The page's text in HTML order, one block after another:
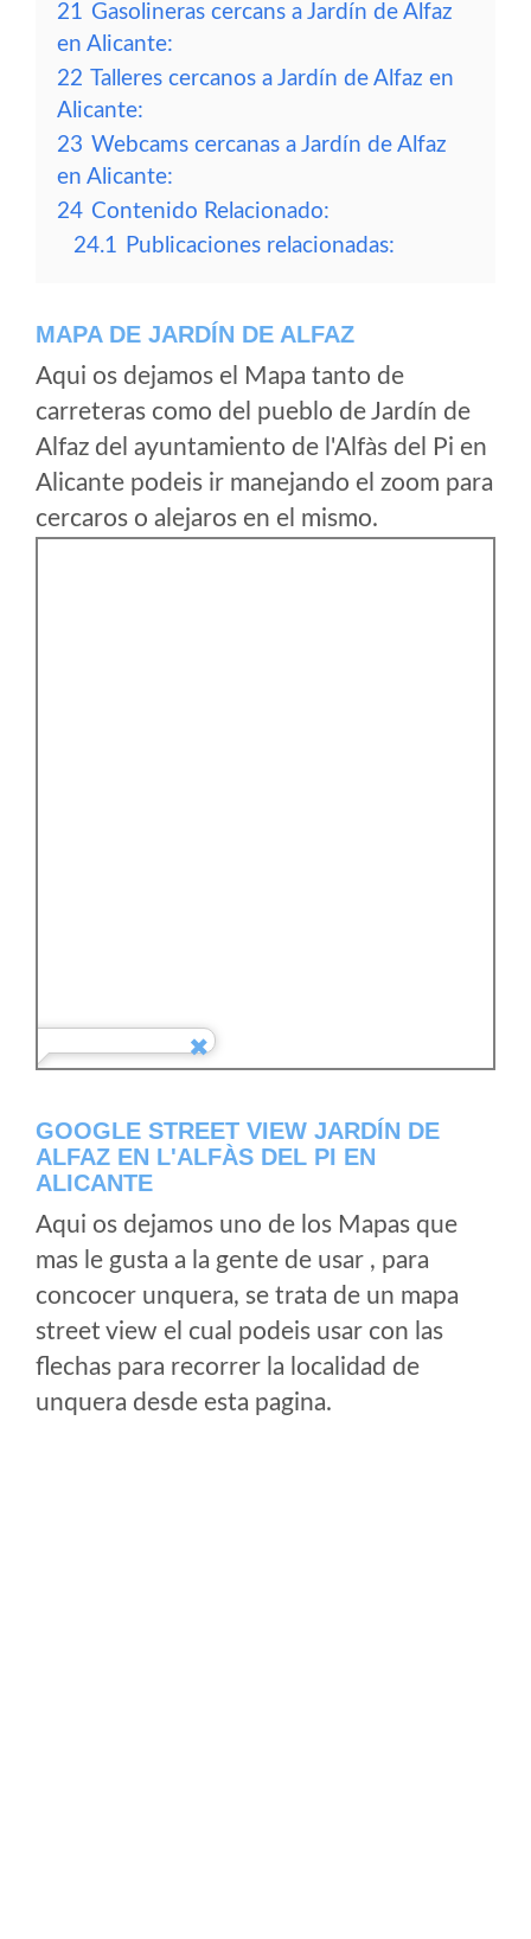
21 Gasolineras cercans a Jardín de Alfaz
en Alicante:
22 Talleres cercanos a Jardín de Alfaz en
Alicante:
23 Webcams cercanas a Jardín de Alfaz
en Alicante:
24 Contenido Relacionado:
24.1 Publicaciones relacionadas:
MAPA DE JARDÍN DE ALFAZ
Aqui os dejamos el Mapa tanto de
carreteras como del pueblo de Jardín de
Alfaz del ayuntamiento de l'Alfàs del Pi en
Alicante podeis ir manejando el zoom para
cercaros o alejaros en el mismo.
GOOGLE STREET VIEW JARDÍN DE
ALFAZ EN L'ALFÀS DEL PI EN
ALICANTE
Aqui os dejamos uno de los Mapas que
mas le gusta a la gente de usar , para
concocer unquera, se trata de un mapa
street view el cual podeis usar con las
flechas para recorrer la localidad de
unquera desde esta pagina.